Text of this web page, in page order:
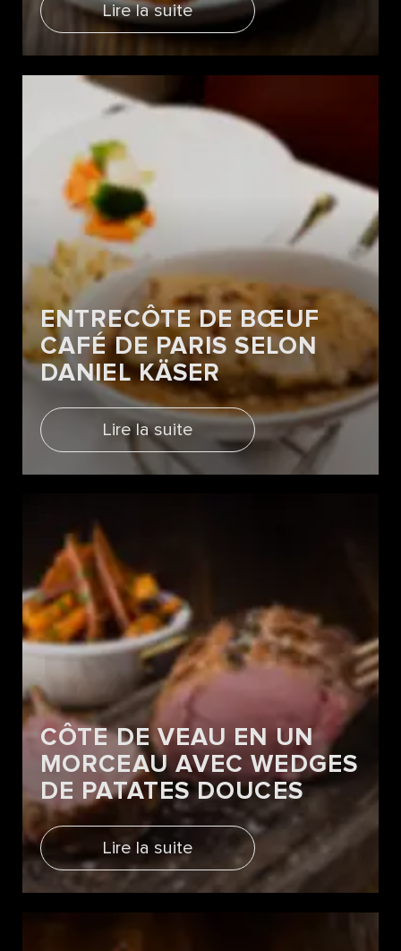
Lire la suite
ENTRECÔTE DE BŒUF
CAFÉ DE PARIS SELON
DANIEL KÄSER
Lire la suite
CÔTE DE VEAU EN UN
MORCEAU AVEC WEDGES
DE PATATES DOUCES
Lire la suite